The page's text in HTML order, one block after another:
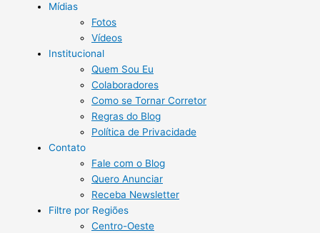
Mídias
Fotos
Vídeos
Institucional
Quem Sou Eu
Colaboradores
Como se Tornar Corretor
Regras do Blog
Política de Privacidade
Contato
Fale com o Blog
Quero Anunciar
Receba Newsletter
Filtre por Regiões
Centro-Oeste